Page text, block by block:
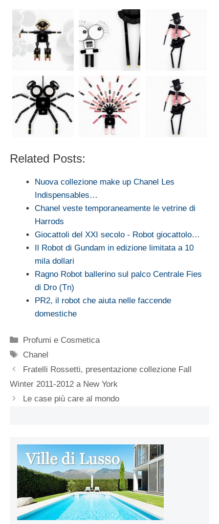
Related Posts:
Nuova collezione make up Chanel Les
Indispensables…
Chanel veste temporaneamente le vetrine di
Harrods
Giocattoli del XXI secolo - Robot giocattolo…
Il Robot di Gundam in edizione limitata a 10
mila dollari
Ragno Robot ballerino sul palco Centrale Fies
di Dro (Tn)
PR2, il robot che aiuta nelle faccende
domestiche
Categorie
Profumi e Cosmetica
Tag
Chanel
Fratelli Rossetti, presentazione collezione Fall
Winter 2011-2012 a New York
Le case più care al mondo